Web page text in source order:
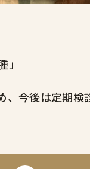
、今後は定期検